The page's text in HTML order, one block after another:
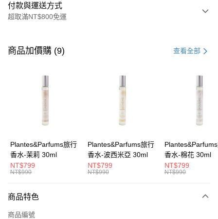
付款與運送方式
超取滿NT$800免運
信用卡一次付款
合作金庫商業銀行
第一商業銀行
華南商業銀行
彰化商業銀行
上海商業儲蓄銀行
台北富邦商業銀行
臺灣中小企業銀行
台中商業銀行
匯豐（台灣）商業銀行
華泰商業銀行
聯邦商業銀行
遠東國際商業銀行
元大商業銀行
台灣樂天信用卡公司
6 期 0 利率 每期 21家銀行
合作金庫商業銀行
第一商業銀行
華南商業銀行
彰化商業銀行
國泰世華商業銀行
兆豐國際商業銀行
臺灣中小企業銀行
台中商業銀行
匯豐（台灣）商業銀行
聯邦商業銀行
玉山商業銀行
台灣樂天信用卡公司
超商取貨付款
Apple Pay
街口支付
商品加價購 (9) 查看全部
Plantes&Parfums旅行
香水-茉莉 30ml
NT$799
NT$990
Plantes&Parfums旅行
香水-波西米亞 30ml
NT$799
NT$990
香水-棉花 30ml
NT$799
NT$990
商品特色
商品編號